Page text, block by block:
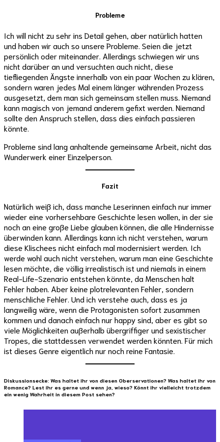
Probleme
Ich will nicht zu sehr ins Detail gehen, aber natürlich hatten
und haben wir auch so unsere Probleme. Seien die jetzt
persönlich oder miteinander. Allerdings schwiegen wir uns
nicht darüber an und versuchten auch nicht, diese
tiefliegenden Ängste innerhalb von ein paar Wochen zu klären,
sondern waren jedes Mal einem länger währenden Prozess
ausgesetzt, dem man sich gemeinsam stellen muss. Niemand
kann magisch von jemand anderem gefixt werden. Niemand
sollte den Anspruch stellen, dass dies einfach passieren
könnte.
Probleme sind lang anhaltende gemeinsame Arbeit, nicht das
Wunderwerk einer Einzelperson.
Fazit
Natürlich weiß ich, dass manche Leserinnen einfach nur immer
wieder eine vorhersehbare Geschichte lesen wollen, in der sie
noch an eine große Liebe glauben können, die alle Hindernisse
überwinden kann. Allerdings kann ich nicht verstehen, warum
diese Klischees nicht einfach mal modernisiert werden. Ich
werde wohl auch nicht verstehen, warum man eine Geschichte
lesen möchte, die völlig irrealistisch ist und niemals in einem
Real-Life-Szenario entstehen könnte, da Menschen halt
Fehler haben. Aber keine plotrelevanten Fehler, sondern
menschliche Fehler. Und ich verstehe auch, dass es ja
langweilig wäre, wenn die Protagonisten sofort zusammen
kommen und danach einfach nur happy sind, aber es gibt so
viele Möglichkeiten außerhalb übergriffiger und sexistischer
Tropes, die stattdessen verwendet werden könnten. Für mich
ist dieses Genre eigentlich nur noch reine Fantasie.
Diskussionsecke: Was haltet ihr von diesen Oberservationen? Was haltet ihr von
Romance? Lest ihr es gerne und wenn ja, wieso? Könnt ihr vielleicht trotzdem
ein wenig Wahrheit in diesem Post sehen?